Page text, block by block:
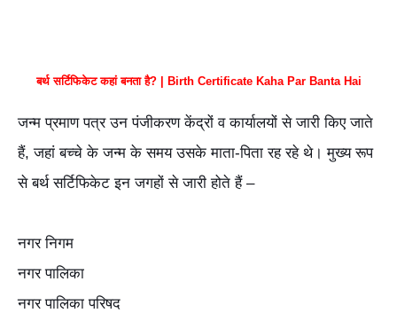
बर्थ सर्टिफिकेट कहां बनता है? | Birth Certificate Kaha Par Banta Hai
जन्म प्रमाण पत्र उन पंजीकरण केंद्रों व कार्यालयों से जारी किए जाते
हैं, जहां बच्चे के जन्म के समय उसके माता-पिता रह रहे थे। मुख्य रूप
से बर्थ सर्टिफिकेट इन जगहों से जारी होते हैं –
नगर निगम
नगर पालिका
नगर पालिका परिषद